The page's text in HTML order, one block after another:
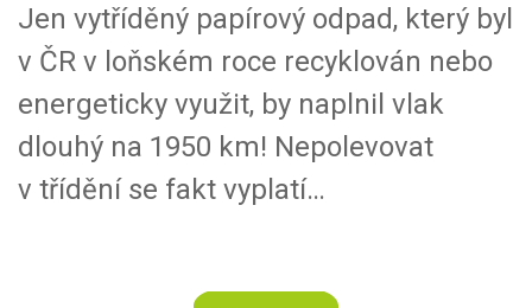
Jen vytříděný papírový odpad, který byl
v ČR v loňském roce recyklován nebo
energeticky využit, by naplnil vlak
dlouhý na 1950 km! Nepolevovat
v třídění se fakt vyplatí…